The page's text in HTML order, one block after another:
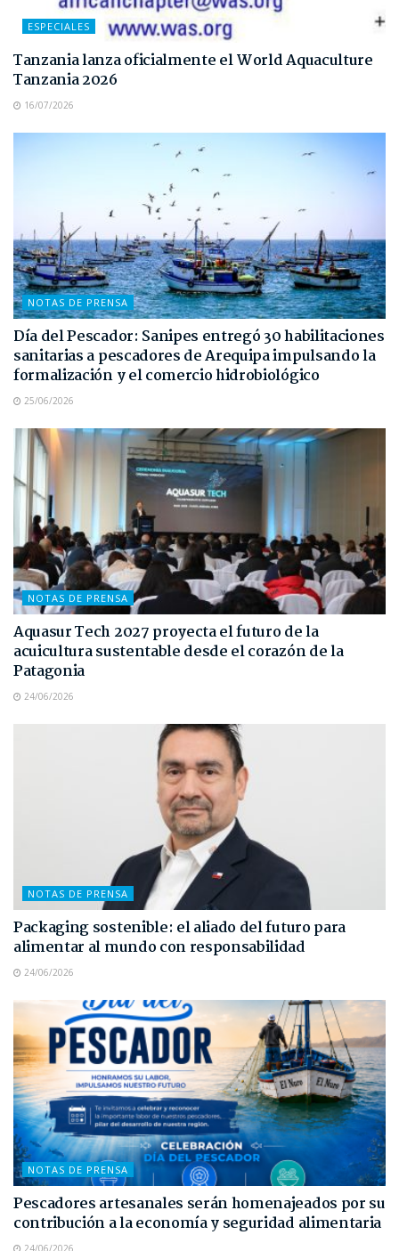
ESPECIALES
Tanzania lanza oficialmente el World Aquaculture
Tanzania 2026
16/07/2026
NOTAS DE PRENSA
Día del Pescador: Sanipes entregó 30 habilitaciones
sanitarias a pescadores de Arequipa impulsando la
formalización y el comercio hidrobiológico
25/06/2026
NOTAS DE PRENSA
Aquasur Tech 2027 proyecta el futuro de la
acuicultura sustentable desde el corazón de la
Patagonia
24/06/2026
NOTAS DE PRENSA
Packaging sostenible: el aliado del futuro para
alimentar al mundo con responsabilidad
24/06/2026
NOTAS DE PRENSA
Pescadores artesanales serán homenajeados por su
contribución a la economía y seguridad alimentaria
24/06/2026